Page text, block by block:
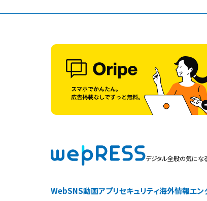
デジタル全般の気にな
WebSNS動画アプリセキュリティ海外情報エン